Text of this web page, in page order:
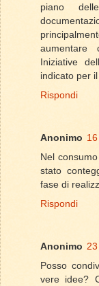
piano
aumentare
Iniziative
indicato per
Rispondi
Anonimo
Nel
stato
fase di
Rispondi
Anonimo
Posso
vere idee?